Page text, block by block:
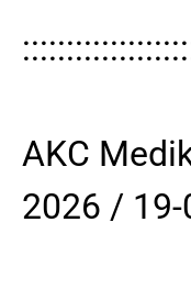
AKC
2026 / 19-